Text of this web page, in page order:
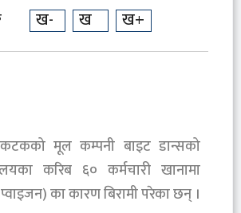
ख- ख ख+
मूल कम्पनी बाइट डान्सको
करिब ६० कर्मचारी खानामा
का कारण बिरामी परेका छन् ।